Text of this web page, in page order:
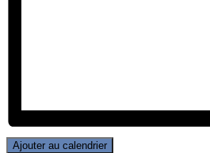
Ajouter au calendrier